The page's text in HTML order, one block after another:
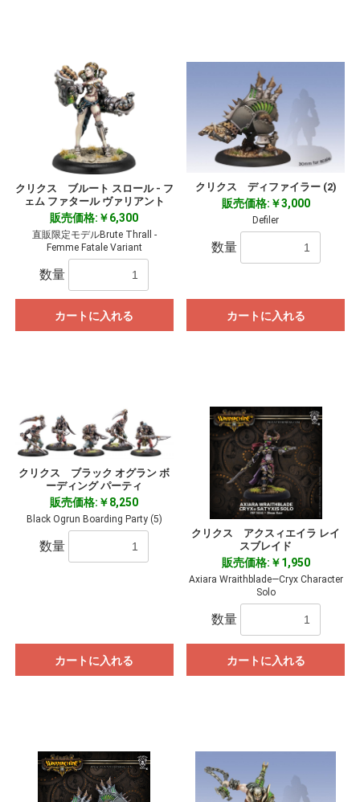
クリクス ブルート スロール - フ
ェム ファタール ヴァリアント
販売価格:￥6,300
直販限定モデルBrute Thrall -
Femme Fatale Variant
数量
カートに入れる
クリクス ディファイラー (2)
販売価格:￥3,000
Defiler
数量
カートに入れる
クリクス ブラック オグラン ボ
ーディング パーティ
販売価格:￥8,250
Black Ogrun Boarding Party (5)
数量
カートに入れる
クリクス アクスィエイラ レイ
スブレイド
販売価格:￥1,950
Axiara Wraithblade―Cryx Character
Solo
数量
カートに入れる